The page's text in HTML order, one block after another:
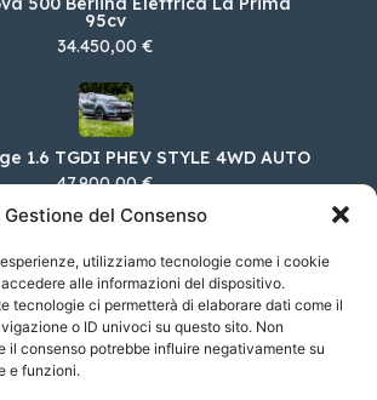
Gestione del Consenso
utilizziamo tecnologie come i cookie
alle informazioni del dispositivo.
tecnologie ci permetterà di elaborare dati come il
o ID univoci su questo sito. Non
il consenso potrebbe influire negativamente su
e funzioni.
95cv
34.450,00 €
1.6 TGDI PHEV STYLE 4WD AUTO
47.900,00 €
RX 350h Premium Hybrid
Executive MY24
81.000,00 €